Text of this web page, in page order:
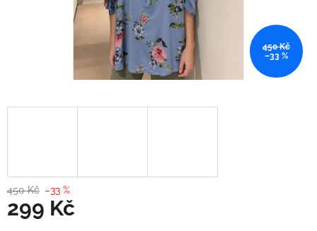
450 Kč
–33 %
450 Kč –33 %
299 Kč